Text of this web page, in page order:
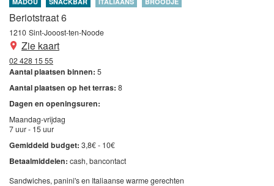
Beriotstraat 6
1210 Sint-Jooost-ten-Noode
Zie kaart
02 428 15 55
Aantal plaatsen binnen: 5
Aantal plaatsen op het terras: 8
Dagen en openingsuren:
Maandag-vrijdag
7 uur - 15 uur
Gemiddeld budget: 3,8€ - 10€
Betaalmiddelen: cash bancontact
Sandwiches, panini's en Italiaanse warme gerechten